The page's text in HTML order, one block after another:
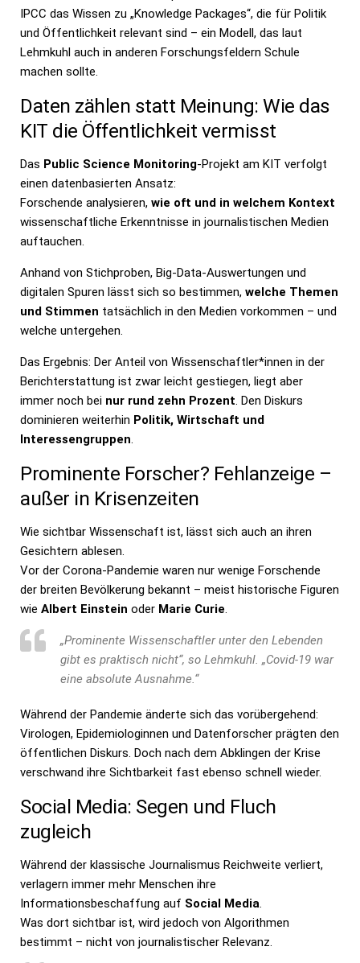
IPCC das Wissen zu „Knowledge Packages“, die für Politik
und Öffentlichkeit relevant sind – ein Modell, das laut
Lehmkuhl auch in anderen Forschungsfeldern Schule
machen sollte.
Daten zählen statt Meinung: Wie das
KIT die Öffentlichkeit vermisst
Das Public Science Monitoring-Projekt am KIT verfolgt
einen datenbasierten Ansatz:
Forschende analysieren, wie oft und in welchem Kontext
wissenschaftliche Erkenntnisse in journalistischen Medien
auftauchen.
Anhand von Stichproben, Big-Data-Auswertungen und
digitalen Spuren lässt sich so bestimmen, welche Themen
und Stimmen tatsächlich in den Medien vorkommen – und
welche untergehen.
Das Ergebnis: Der Anteil von Wissenschaftler*innen in der
Berichterstattung ist zwar leicht gestiegen, liegt aber
immer noch bei nur rund zehn Prozent. Den Diskurs
dominieren weiterhin Politik, Wirtschaft und
Interessengruppen.
Prominente Forscher? Fehlanzeige –
außer in Krisenzeiten
Wie sichtbar Wissenschaft ist, lässt sich auch an ihren
Gesichtern ablesen.
Vor der Corona-Pandemie waren nur wenige Forschende
der breiten Bevölkerung bekannt – meist historische Figuren
wie Albert Einstein oder Marie Curie.
„Prominente Wissenschaftler unter den Lebenden
gibt es praktisch nicht“, so Lehmkuhl. „Covid-19 war
eine absolute Ausnahme.“
Während der Pandemie änderte sich das vorübergehend:
Virologen, Epidemiologinnen und Datenforscher prägten den
öffentlichen Diskurs. Doch nach dem Abklingen der Krise
verschwand ihre Sichtbarkeit fast ebenso schnell wieder.
Social Media: Segen und Fluch
zugleich
Während der klassische Journalismus Reichweite verliert,
verlagern immer mehr Menschen ihre
Informationsbeschaffung auf Social Media.
Was dort sichtbar ist, wird jedoch von Algorithmen
bestimmt – nicht von journalistischer Relevanz.